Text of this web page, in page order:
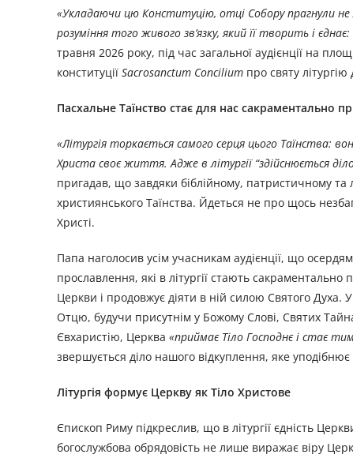
«Укладаючи цю Конституцію, отці Собору прагнули
розуміння того живого зв’язку, який її творить і
травня 2026 року, під час загальної аудієнції на
конституції Sacrosanctum Concilium про святу
Пасхальне Таїнство стає для нас сакраментально
«Літургія торкається самого серця цього Таїнства:
Христа своє життя. Адже в літургії “здійснюється
пригадав, що завдяки біблійному, патристичному та
християнського Таїнства. Йдеться не про щось
Христі.
Папа наголосив усім учасникам аудієнції, що
прославлення, які в літургії стають
Церкви і продовжує діяти в ній силою Святого Духа.
Отцю, будучи присутнім у Божому Слові, Святих
Євхаристію, Церква «приймає Тіло Господнє і стає
звершується діло нашого відкуплення, яке
Літургія формує Церкву як Тіло Христове
Єпископ Риму підкреслив, що в літургії єдність
богослужбова обрядовість не лише виражає віру